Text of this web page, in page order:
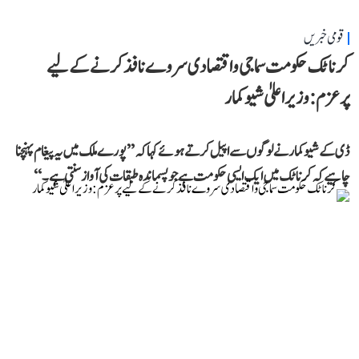
قومی خبریں
کرناٹک حکومت سماجی و اقتصادی سروے نافذ کرنے کے لیے
پرعزم: وزیر اعلیٰ شیوکمار
ڈی کے شیوکمار نے لوگوں سے اپیل کرتے ہوئے کہا کہ ’’پورے ملک میں یہ پیغام پہنچنا
چاہیے کہ کرناٹک میں ایک ایسی حکومت ہے جو پسماندہ طبقات کی آواز سنتی ہے۔‘‘